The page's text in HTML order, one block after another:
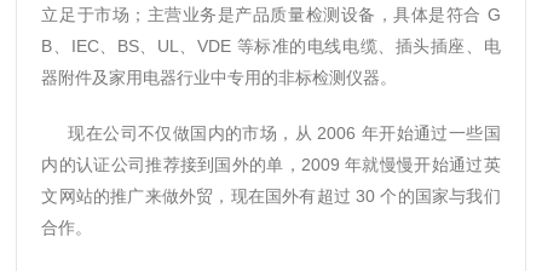
立足于市场；主营业务是产品质量检测设备，具体是符合 G
B、IEC、BS、UL、VDE 等标准的电线电缆、插头插座、电
器附件及家用电器行业中专用的非标检测仪器。
现在公司不仅做国内的市场，从 2006 年开始通过一些国
内的认证公司推荐接到国外的单，2009 年就慢慢开始通过英
文网站的推广来做外贸，现在国外有超过 30 个的国家与我们
合作。